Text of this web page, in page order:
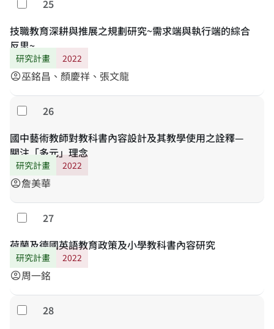
勾選
25
技職教育深耕與推展之規劃研究~需求端與執行端的綜合
反思~
研究計畫 2022
account_circle巫銘昌、顏慶祥、張文龍
勾選
26
國中藝術教師對教科書內容設計及其教學使用之詮釋—
關注「多元」理念
研究計畫 2022
account_circle詹美華
勾選
27
荷蘭及德國英語教育政策及小學教科書內容研究
研究計畫 2022
account_circle周一銘
勾選
28